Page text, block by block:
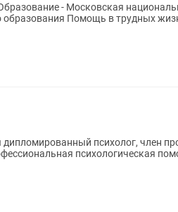
жизненных ситуациях
психолог, член
психологическая помощь.